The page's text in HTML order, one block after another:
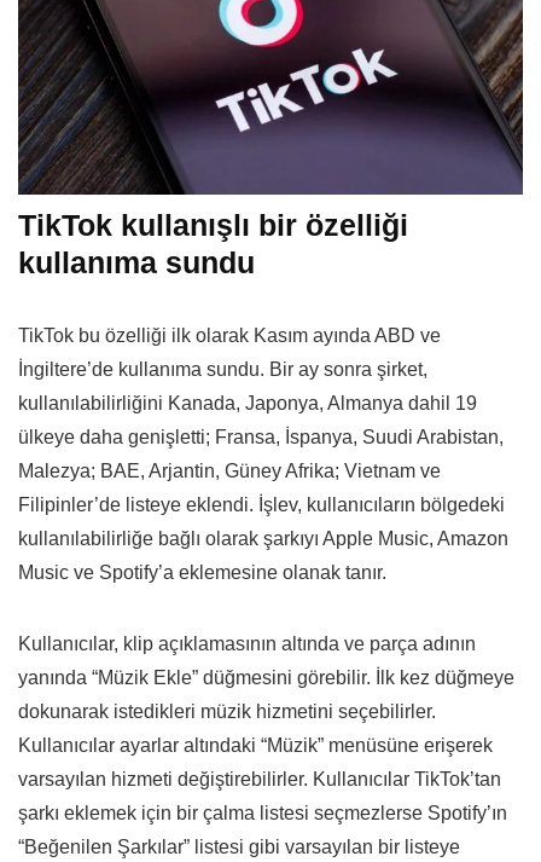
TikTok kullanışlı bir özelliği
kullanıma sundu
TikTok bu özelliği ilk olarak Kasım ayında ABD ve
İngiltere’de kullanıma sundu. Bir ay sonra şirket,
kullanılabilirliğini Kanada, Japonya, Almanya dahil 19
ülkeye daha genişletti; Fransa, İspanya, Suudi Arabistan,
Malezya; BAE, Arjantin, Güney Afrika; Vietnam ve
Filipinler’de listeye eklendi. İşlev, kullanıcıların bölgedeki
kullanılabilirliğe bağlı olarak şarkıyı Apple Music, Amazon
Music ve Spotify’a eklemesine olanak tanır.
Kullanıcılar, klip açıklamasının altında ve parça adının
yanında “Müzik Ekle” düğmesini görebilir. İlk kez düğmeye
dokunarak istedikleri müzik hizmetini seçebilirler.
Kullanıcılar ayarlar altındaki “Müzik” menüsüne erişerek
varsayılan hizmeti değiştirebilirler. Kullanıcılar TikTok’tan
şarkı eklemek için bir çalma listesi seçmezlerse Spotify’ın
“Beğenilen Şarkılar” listesi gibi varsayılan bir listeye